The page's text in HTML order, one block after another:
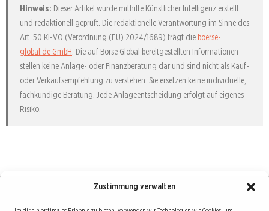
Zustimmung verwalten
Hinweis: Dieser Artikel wurde mithilfe Künstlicher Intelligenz erstellt
und redaktionell geprüft. Die redaktionelle Verantwortung im Sinne des
Art. 50 KI-VO (Verordnung (EU) 2024/1689) trägt die boerse-
global.de GmbH . Die auf Börse Global bereitgestellten Informationen
stellen keine Anlage- oder Finanzberatung dar und sind nicht als Kauf-
oder Verkaufsempfehlung zu verstehen. Sie ersetzen keine individuelle,
fachkundige Beratung. Jede Anlageentscheidung erfolgt auf eigenes
Risiko.
Börse : lokal, international, global